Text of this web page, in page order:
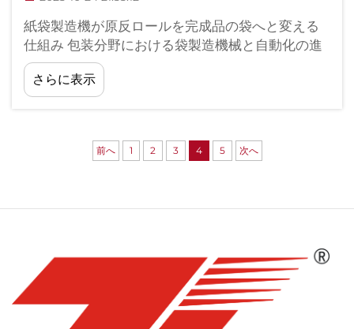
紙袋製造機が原反ロールを完成品の袋へと変える
仕組み 包装分野における袋製造機械と自動化の進
化 1900年代初頭には、当時の古い機械では、すべ
ての折り畳みや接着工程を人が直接監視しながら
作業する必要がありました。
さらに表示
前へ 1 2 3 4 5 次へ